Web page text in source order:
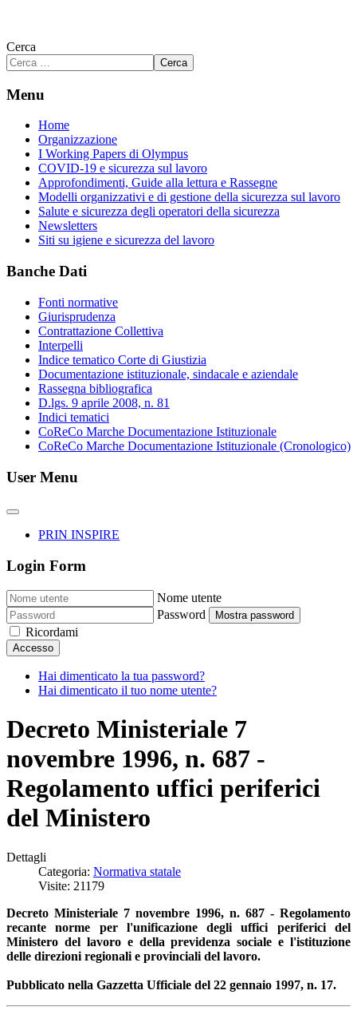
Cerca
Cerca
Menu
Home
Organizzazione
I Working Papers di Olympus
COVID-19 e sicurezza sul lavoro
Approfondimenti, Guide alla lettura e Rassegne
Modelli organizzativi e di gestione della sicurezza sul lavoro
Salute e sicurezza degli operatori della sicurezza
Newsletters
Siti su igiene e sicurezza del lavoro
Banche Dati
Fonti normative
Giurisprudenza
Contrattazione Collettiva
Interpelli
Indice tematico Corte di Giustizia
Documentazione istituzionale, sindacale e aziendale
Rassegna bibliografica
D.lgs. 9 aprile 2008, n. 81
Indici tematici
CoReCo Marche Documentazione Istituzionale
CoReCo Marche Documentazione Istituzionale (Cronologico)
User Menu
PRIN INSPIRE
Login Form
Nome utente
Password
Mostra password
Ricordami
Accesso
Hai dimenticato la tua password?
Hai dimenticato il tuo nome utente?
Decreto Ministeriale 7
novembre 1996, n. 687 -
Regolamento uffici periferici
del Ministero
Dettagli
Categoria: Normativa statale
Visite: 21179
Decreto Ministeriale 7 novembre 1996, n. 687 - Regolamento
recante norme per l'unificazione degli uffici periferici del
Ministero del lavoro e della previdenza sociale e l'istituzione
delle direzioni regionali e provinciali del lavoro.
Pubblicato nella Gazzetta Ufficiale del 22 gennaio 1997, n. 17.